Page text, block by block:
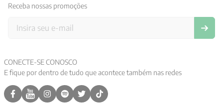
Receba nossas promoções
CONECTE-SE CONOSCO
E fique por dentro de tudo que acontece também nas redes
5º byung chul han
8 º
9º psicologia
10º verena kast